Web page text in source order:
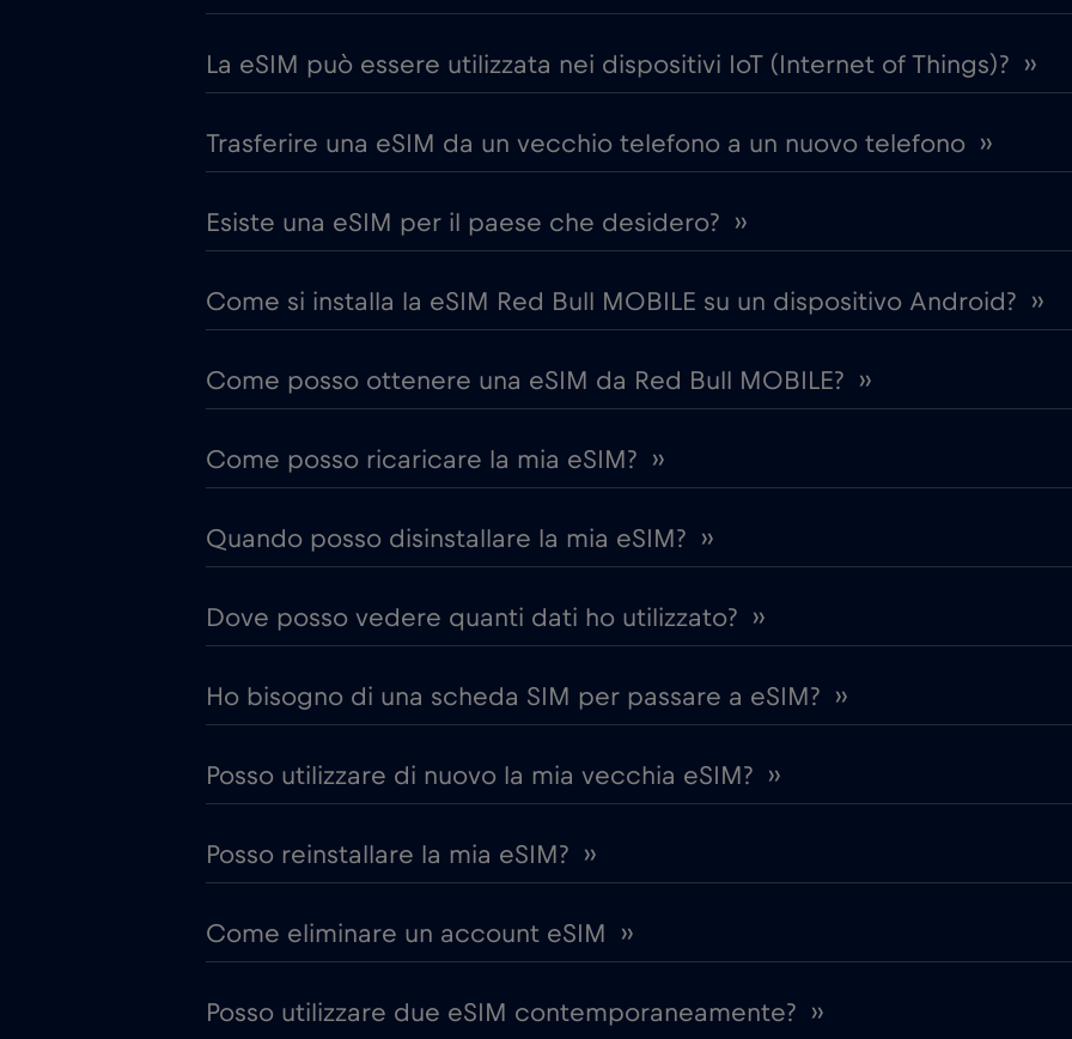
La eSIM può essere utilizzata nei dispositivi IoT (Internet of Things)? ››
Trasferire una eSIM da un vecchio telefono a un nuovo telefono ››
Esiste una eSIM per il paese che desidero? ››
Come si installa la eSIM Red Bull MOBILE su un dispositivo Android? ››
Come posso ottenere una eSIM da Red Bull MOBILE? ››
Come posso ricaricare la mia eSIM? ››
Quando posso disinstallare la mia eSIM? ››
Dove posso vedere quanti dati ho utilizzato? ››
Ho bisogno di una scheda SIM per passare a eSIM? ››
Posso utilizzare di nuovo la mia vecchia eSIM? ››
Posso reinstallare la mia eSIM? ››
Come eliminare un account eSIM ››
Posso utilizzare due eSIM contemporaneamente? ››